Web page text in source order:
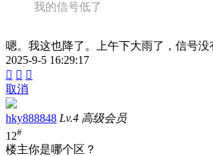
我的信号低了
嗯。我这也降了。上午下大雨了，信号没
2025-9-5 16:29:17
  
取消
hky888848 Lv.4 高级会员
12#
楼主你是哪个区？